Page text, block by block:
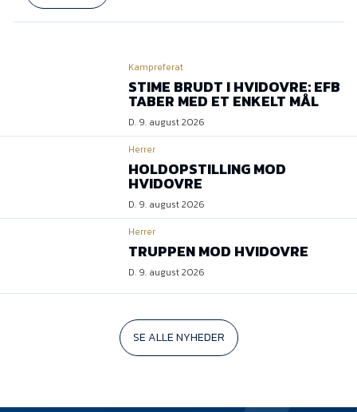
Kampreferat
STIME BRUDT I HVIDOVRE: EFB
TABER MED ET ENKELT MÅL
D. 9. august 2026
Herrer
HOLDOPSTILLING MOD
HVIDOVRE
D. 9. august 2026
Herrer
TRUPPEN MOD HVIDOVRE
D. 9. august 2026
SE ALLE NYHEDER